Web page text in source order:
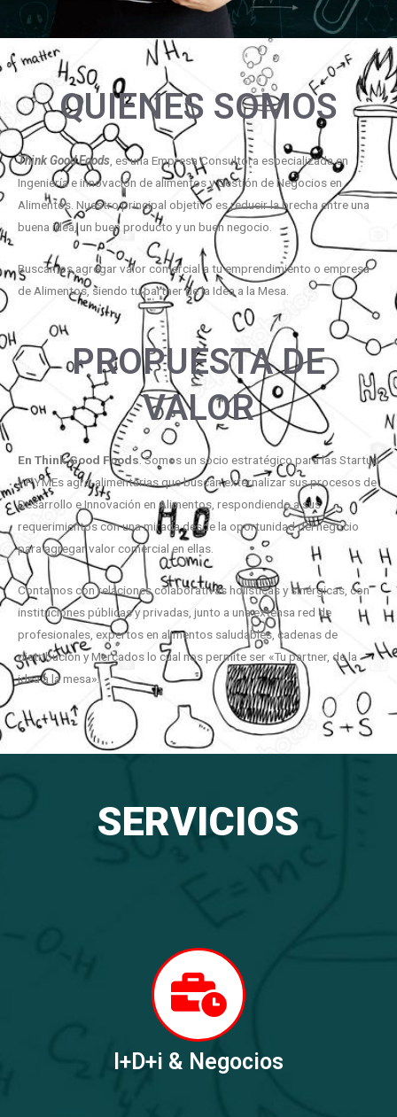
QUIENES SOMOS
Think Good Foods , es una Empresa Consultora especializada en
Ingeniería e innovación de alimentos y Gestión de Negocios en
Alimentos. Nuestro principal objetivo es reducir la brecha entre una
buena idea, un buen producto y un buen negocio.
Buscamos agregar valor comercial a tu emprendimiento o empresa
de Alimentos, siendo tu partner de la Idea a la Mesa.
PROPUESTA DE
VALOR
En ThinkGood Foods. Somos un socio estratégico para las Startup
y PYMEs agro-alimentarias que buscan externalizar sus procesos de
Desarrollo e Innovación en Alimentos, respondiendo a sus
requerimientos con una mirada desde la oportunidad del negocio
para agregar valor comercial en ellas.
Contamos con relaciones colaborativas holísticas y sinérgicas, con
instituciones públicas y privadas, junto a una extensa red de
profesionales, expertos en alimentos saludables, cadenas de
distribución y Mercados lo cual nos permite ser «Tu partner, de la
idea a la mesa».
SERVICIOS
I+D+i & Negocios